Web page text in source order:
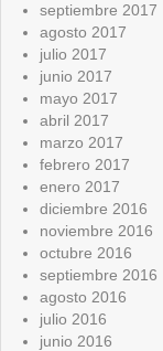
septiembre 2017
agosto 2017
julio 2017
junio 2017
mayo 2017
abril 2017
marzo 2017
febrero 2017
enero 2017
diciembre 2016
noviembre 2016
octubre 2016
septiembre 2016
agosto 2016
julio 2016
junio 2016